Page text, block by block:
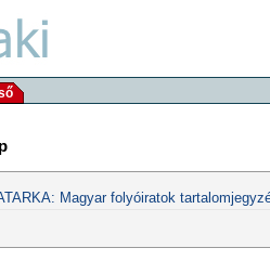
Magyar folyóiratok